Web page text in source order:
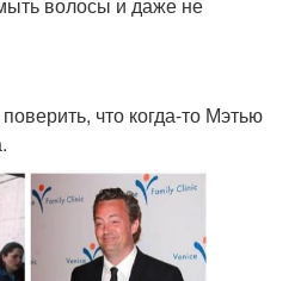
что когда-то Мэтью